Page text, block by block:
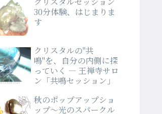
30分体験、はじまりま
す
クリスタルの"共
鳴"を、自分の内側に探
っていく ― 王禅寺サロ
ン「共鳴セッション」
秋のポップアップショ
ップ～光のスパークル